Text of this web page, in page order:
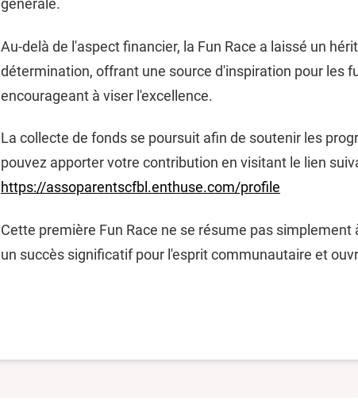
générale.
Au-delà de l'aspect financier, la Fun Race a laissé un
détermination, offrant une source d'inspiration pour les
encourageant à viser l'excellence.
La collecte de fonds se poursuit afin de soutenir les
pouvez apporter votre contribution en visitant le lien
https://assoparentscfbl.enthuse.com/profile
Cette première Fun Race ne se résume pas
un succès significatif pour l'esprit communautaire et